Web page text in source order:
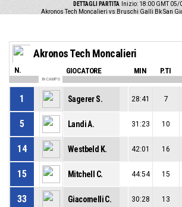
DETTAGLI PARTITA
Inizio: 18:00 GMT 05/
Akronos Tech Moncalieri vs Bruschi Galli Bk San
Akronos Tech Moncalieri
N. GIOCATORE MIN P.TI
IN CAMPO
1 Sagerer S. 28:41 7
5 Landi A. 31:23 10
14 Westbeld K. 42:01 16
15 Mitchell C. 44:54 15
33 Giacomelli C. 30:28 13